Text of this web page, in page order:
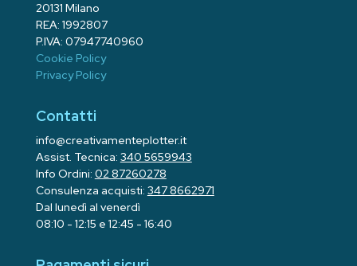
20131 Milano
REA: 1992807
P.IVA: 07947740960
Cookie Policy
Privacy Policy
Contatti
info@creativamenteplotter.it
Assist. Tecnica: 340 5659943
Info Ordini: 02 87260278
Consulenza acquisti: 347 8662971
Dal lunedì al venerdì
08:10 - 12:15 e 12:45 - 16:40